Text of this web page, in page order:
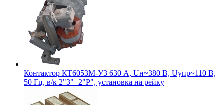
Контактор КТ6053М-У3 630 А, Uн~380 В, Uупр~110 В,
50 Гц, в/к 2"З"+2"Р", установка на рейку